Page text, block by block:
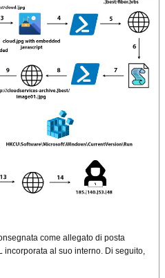
come allegato di posta
incorporata al suo interno. Di seguito,